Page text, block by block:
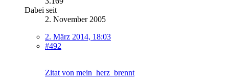
Dabei seit
2. November 2005
2. März 2014, 18:03
#492
Zitat von mein_herz_brennt